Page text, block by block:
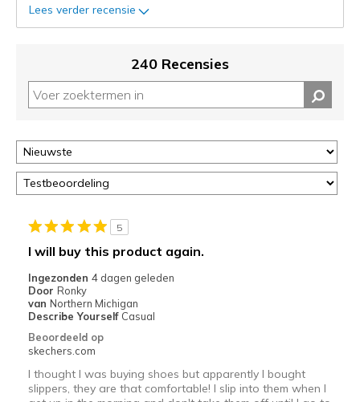
status
van
deze
of
door
<a
href="javascript:location.href=location.pathname;">hier</a>
page
met
migratiegeschiedenis
van
de
Lees verder recensie
240 Recensies
5
I will buy this product again.
Ingezonden 4 dagen geleden
Door Ronky
van Northern Michigan
Describe Yourself Casual
Beoordeeld op
skechers.com
I thought I was buying shoes but apparently I bought
slippers, they are that comfortable! I slip into them when I